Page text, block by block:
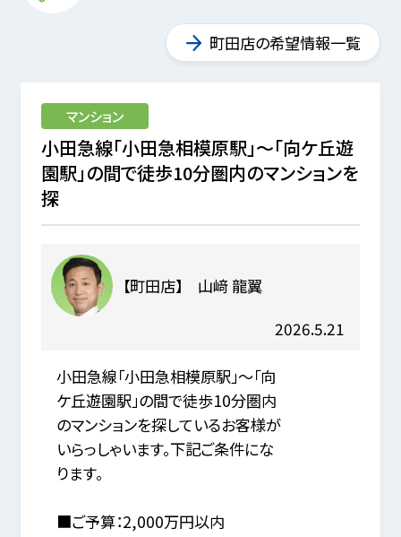
町田店の希望情報一覧
マンション
小田急線「小田急相模原駅」～「向ケ丘遊
園駅」の間で徒歩10分圏内のマンションを
探
【町田店】 山﨑 龍翼
2026.5.21
小田急線「小田急相模原駅」～「向
ケ丘遊園駅」の間で徒歩10分圏内
のマンションを探しているお客様が
いらっしゃいます。下記ご条件にな
ります。
■ご予算：2,000万円以内